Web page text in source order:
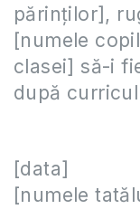
părinţilor],
[numele
clasei] să-i
după
[data]
[numele